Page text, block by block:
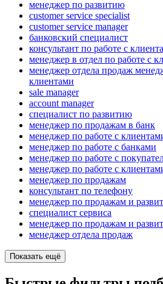
менеджер по развитию
customer service specialist
customer service manager
банковский специалист
консультант по работе с
менеджер в отдел по работе с
менеджер отдела продаж
клиентами
sale manager
account manager
специалист по развитию
менеджер по продажам в банк
менеджер по работе с
менеджер по работе с банками
менеджер по работе с
менеджер по работе с
менеджер по продажам
консультант по телефону
менеджер по продажам и
специалист сервиса
менеджер по продажам и
менеджер отдела продаж
Показать ещё